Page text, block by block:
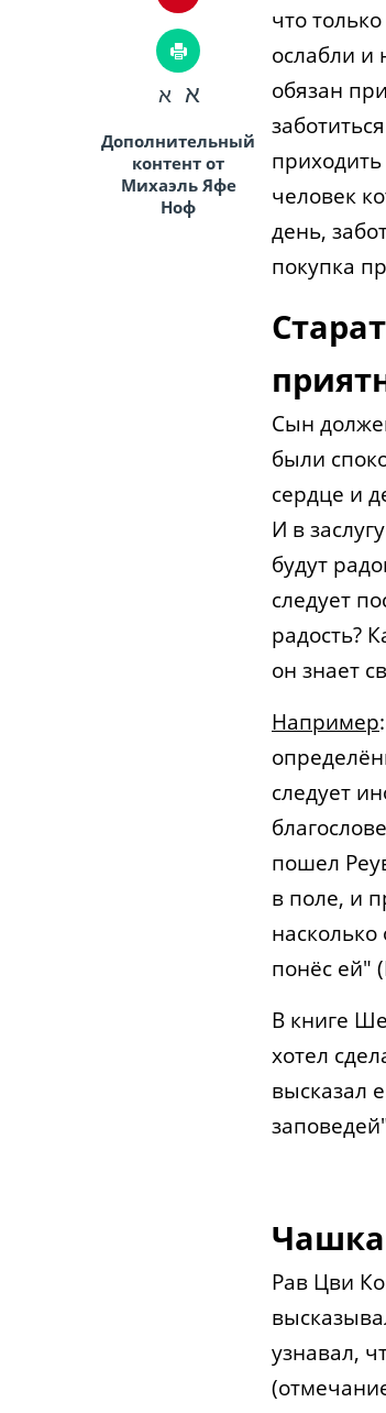
א א
Дополнительный
контент от
Михаэль Яфе
Ноф
что
ослабли и
обязан
человек
день,
покупка
Сын
были
сердце и
И в
будут
следует
радость?
он знает
Например
следует
пошел
в поле, и
понёс ей"
В книге
хотел
высказал
Чашка
Рав Цви
узнавал,